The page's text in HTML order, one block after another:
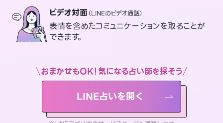
ビデオ対面（LINEのビデオ通話）
表情を含めたコミュニケーションを取ることが
できます。
おまかせもOK！気になる占い師を探そう
LINE占いを開く